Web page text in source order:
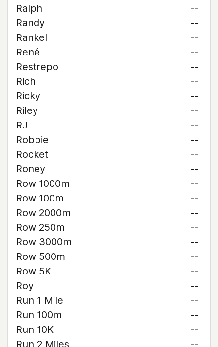
Ralph
--
Randy
--
Rankel
--
René
--
Restrepo
--
Rich
--
Ricky
--
Riley
--
RJ
--
Robbie
--
Rocket
--
Roney
--
Row 1000m
--
Row 100m
--
Row 2000m
--
Row 250m
--
Row 3000m
--
Row 500m
--
Row 5K
--
Roy
--
Run 1 Mile
--
Run 100m
--
Run 10K
--
Run 2 Miles
--